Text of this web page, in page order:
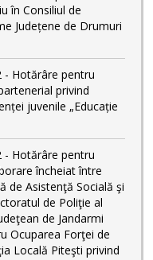
în Consiliul de
Județene de Drumuri
- Hotărâre pentru
privind
juvenile „Educație
- Hotărâre pentru
încheiat între
de Asistenţă Socială şi
de Poliţie al
de Jandarmi
Ocuparea Forţei de
Locală Piteşti privind